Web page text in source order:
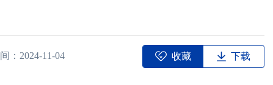
：2024-11-04 收藏 下载